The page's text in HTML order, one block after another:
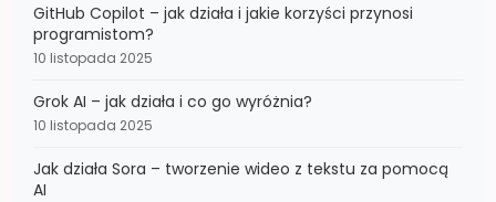
GitHub Copilot – jak działa i jakie korzyści przynosi
programistom?
10 listopada 2025
Grok AI – jak działa i co go wyróżnia?
10 listopada 2025
Jak działa Sora – tworzenie wideo z tekstu za pomocą
AI